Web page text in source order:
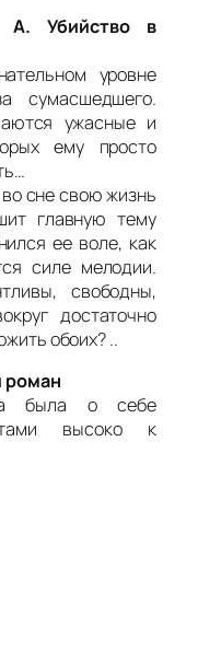
А. Убийство в
уровне
сумасшедшего.
ужасные и
ему просто
сне свою жизнь
главную тему
ее воле, как
силе мелодии.
свободны,
достаточно
обоих? ..
роман
была о себе
высоко к